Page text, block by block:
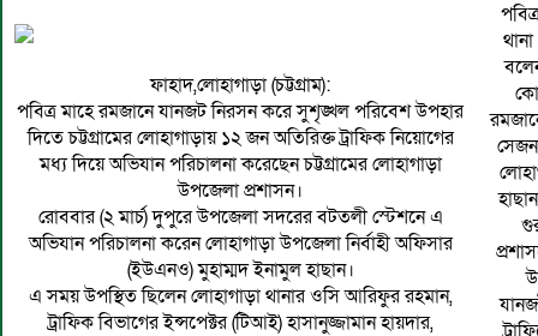
ফাহাদ,লোহাগাড়া (চট্টগ্রাম):
পবিত্র মাহে রমজানে যানজট নিরসন করে সুশৃঙ্খল পরিবেশ উপহার
দিতে চট্টগ্রামের লোহাগাড়ায় ১২ জন অতিরিক্ত ট্রাফিক নিয়োগের
মধ্য দিয়ে অভিযান পরিচালনা করেছেন চট্টগ্রামের লোহাগাড়া
উপজেলা প্রশাসন।
রোববার (২ মার্চ) দুপুরে উপজেলা সদরের বটতলী স্টেশনে এ
অভিযান পরিচালনা করেন লোহাগাড়া উপজেলা নির্বাহী অফিসার
(ইউএনও) মুহাম্মদ ইনামুল হাছান।
এ সময় উপস্থিত ছিলেন লোহাগাড়া থানার ওসি আরিফুর রহমান,
ট্রাফিক বিভাগের ইন্সপেক্টর (টিআই) হাসানুজ্জামান হায়দার,